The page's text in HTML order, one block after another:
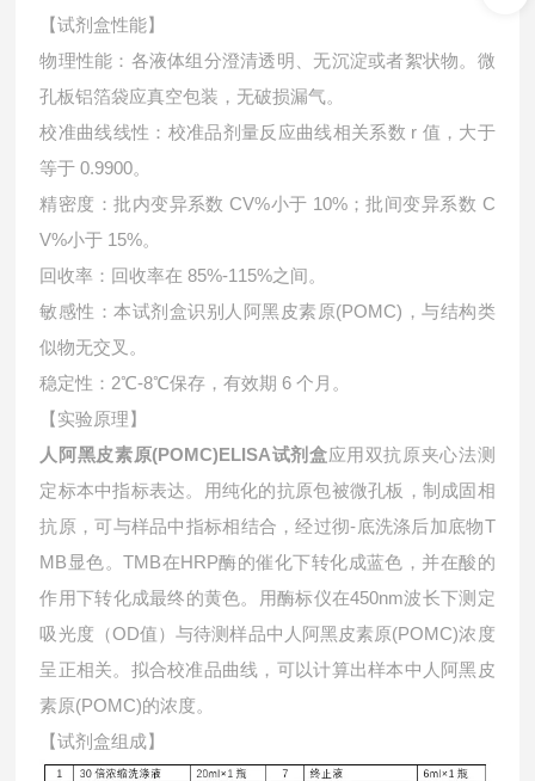
【试剂盒性能】
物理性能：各液体组分澄清透明、无沉淀或者絮状物。微
孔板铝箔袋应真空包装，无破损漏气。
校准曲线线性：校准品剂量反应曲线相关系数 r 值，大于
等于 0.9900。
精密度：批内变异系数 CV%小于 10%；批间变异系数 C
V%小于 15%。
回收率：回收率在 85%-115%之间。
敏感性：本试剂盒识别人阿黑皮素原(POMC)，与结构类
似物无交叉。
稳定性：2℃-8℃保存，有效期 6 个月。
【实验原理】
人阿黑皮素原(POMC)ELISA试剂盒应用双抗原夹心法测
定标本中指标表达。用纯化的抗原包被微孔板，制成固相
抗原，可与样品中指标相结合，经过彻-底洗涤后加底物T
MB显色。TMB在HRP酶的催化下转化成蓝色，并在酸的
作用下转化成最终的黄色。用酶标仪在450nm波长下测定
吸光度（OD值）与待测样品中 人阿黑皮素原(POMC)浓度
呈正相关。拟合校准品曲线，可以计算出样本中 人阿黑皮
素原(POMC)的浓度。
【试剂盒组成】